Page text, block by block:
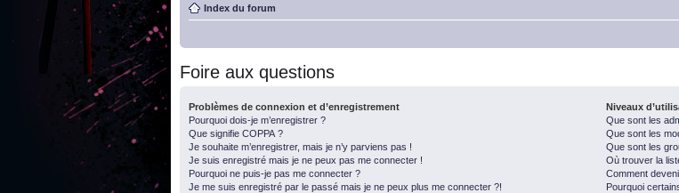
Index du forum
Foire aux questions
Problèmes de connexion et d’enregistrement
Pourquoi dois-je m’enregistrer ?
Que signifie COPPA ?
Je souhaite m’enregistrer, mais je n’y parviens pas !
Je suis enregistré mais je ne peux pas me connecter !
Pourquoi ne puis-je pas me connecter ?
Je me suis enregistré par le passé mais je ne peux plus me connecter ?!
Niveaux
Que sont les
Que sont les
Que sont les
Où trouver la
Comment
Pourquoi